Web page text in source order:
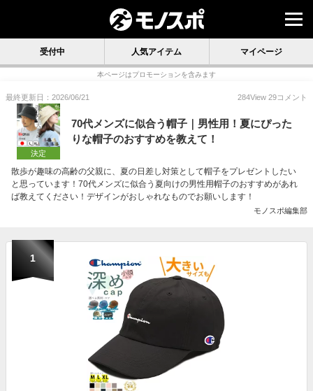
受付中 人気アイテム マイページ
本ページはプロモーションを含みます
最終更新日：2026/06/21 284View 29コメント
決定
70代メンズに似合う帽子｜男性用！夏にぴった
りな帽子のおすすめを教えて！
散歩が趣味の高齢の父親に、夏の日差し対策として帽子をプレゼントしたい
と思っています！70代メンズに似合う夏向けの男性用帽子のおすすめがあれ
ば教えてください！デザインがおしゃれなものでお願いします！
モノスポ編集部
1